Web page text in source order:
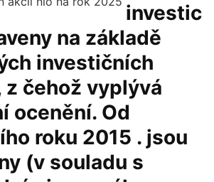
investic
na základě
investičních
z čehož vyplývá
ocenění. Od
roku 2015 . jsou
(v souladu s